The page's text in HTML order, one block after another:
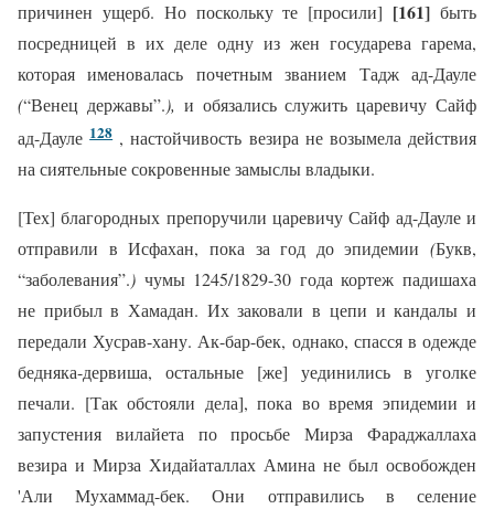
причинен ущерб. Но поскольку те [просили] [161]быть
посредницей в их деле одну из жен государева гарема,
которая именовалась почетным званием Тадж ад-Дауле
(“Венец державы”.), и обязались служить царевичу Сайф
ад-Дауле128, настойчивость везира не возымела действия
на сиятельные сокровенные замыслы владыки.
[Тех] благородных препоручили царевичу Сайф ад-Дауле и
отправили в Исфахан, пока за год до эпидемии (Букв,
“заболевания”.) чумы 1245/1829-30 года кортеж падишаха
не прибыл в Хамадан. Их заковали в цепи и кандалы и
передали Хусрав-хану. Ак-бар-бек, однако, спасся в одежде
бедняка-дервиша, остальные [же] уединились в уголке
печали. [Так обстояли дела], пока во время эпидемии и
запустения вилайета по просьбе Мирза Фараджаллаха
везира и Мирза Хидайаталлах Амина не был освобожден
'Али Мухаммад-бек. Они отправились в селение